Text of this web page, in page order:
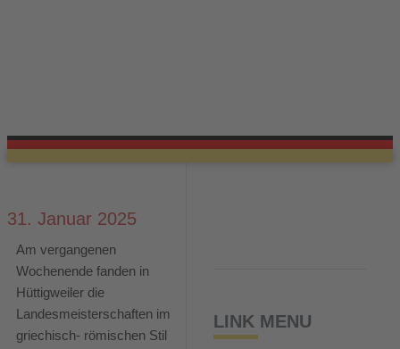
31. Januar 2025
Am vergangenen
Wochenende fanden in
Hüttigweiler die
Landesmeisterschaften im
griechisch- römischen Stil
LINK MENU